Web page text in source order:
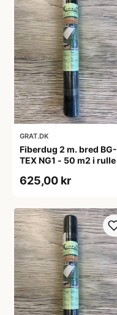
GRAT.DK
Fiberdug 2 m. bred BG-
TEX NG1 - 50 m2 i rulle
625,00 kr